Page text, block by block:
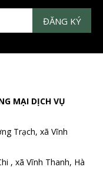
MẠI DỊCH VỤ
Trạch, xã Vĩnh
, xã Vĩnh Thanh, Hà